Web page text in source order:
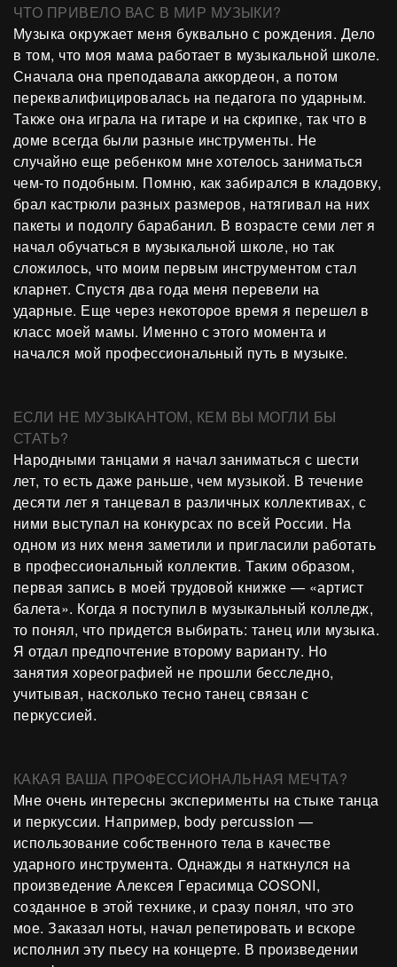
ЧТО ПРИВЕЛО ВАС В МИР МУЗЫКИ?
Музыка окружает меня буквально с рождения. Дело
в том, что моя мама работает в музыкальной школе.
Сначала она преподавала аккордеон, а потом
переквалифицировалась на педагога по ударным.
Также она играла на гитаре и на скрипке, так что в
доме всегда были разные инструменты. Не
случайно еще ребенком мне хотелось заниматься
чем-то подобным. Помню, как забирался в кладовку,
брал кастрюли разных размеров, натягивал на них
пакеты и подолгу барабанил. В возрасте семи лет я
начал обучаться в музыкальной школе, но так
сложилось, что моим первым инструментом стал
кларнет. Спустя два года меня перевели на
ударные. Еще через некоторое время я перешел в
класс моей мамы. Именно с этого момента и
начался мой профессиональный путь в музыке.
ЕСЛИ НЕ МУЗЫКАНТОМ, КЕМ ВЫ МОГЛИ БЫ
СТАТЬ?
Народными танцами я начал заниматься с шести
лет, то есть даже раньше, чем музыкой. В течение
десяти лет я танцевал в различных коллективах, с
ними выступал на конкурсах по всей России. На
одном из них меня заметили и пригласили работать
в профессиональный коллектив. Таким образом,
первая запись в моей трудовой книжке — «артист
балета». Когда я поступил в музыкальный колледж,
то понял, что придется выбирать: танец или музыка.
Я отдал предпочтение второму варианту. Но
занятия хореографией не прошли бесследно,
учитывая, насколько тесно танец связан с
перкуссией.
КАКАЯ ВАША ПРОФЕССИОНАЛЬНАЯ МЕЧТА?
Мне очень интересны эксперименты на стыке танца
и перкуссии. Например, body perсussion —
использование собственного тела в качестве
ударного инструмента. Однажды я наткнулся на
произведение Алексея Герасимца COSONI,
созданное в этой технике, и сразу понял, что это
мое. Заказал ноты, начал репетировать и вскоре
исполнил эту пьесу на концерте. В произведении